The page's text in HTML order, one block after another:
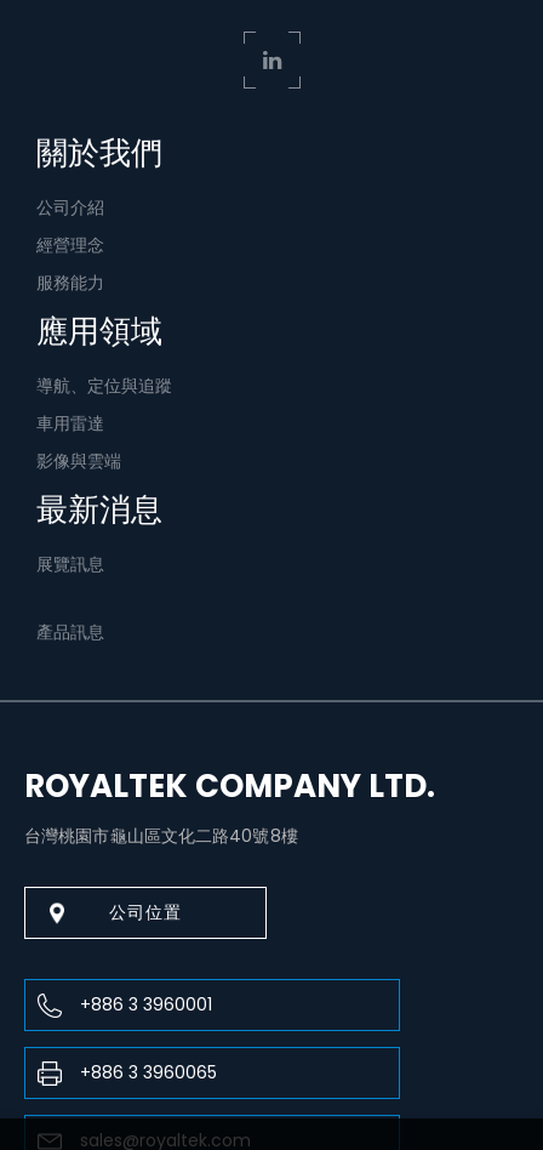
關於我們
公司介紹
經營理念
服務能力
應用領域
導航、定位與追蹤
車用雷達
影像與雲端
最新消息
展覽訊息
產品訊息
ROYALTEK COMPANY LTD.
台灣桃園市龜山區文化二路40號8樓
公司位置
+886 3 3960001
+886 3 3960065
sales@royaltek.com